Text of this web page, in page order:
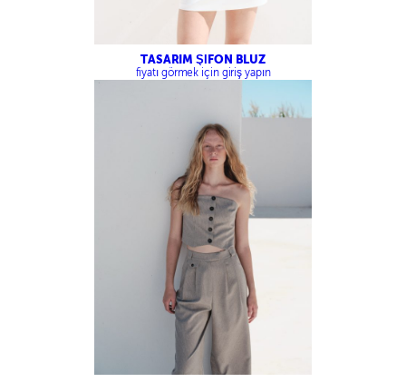
TASARIM ŞİFON BLUZ
fiyatı görmek için giriş yapın